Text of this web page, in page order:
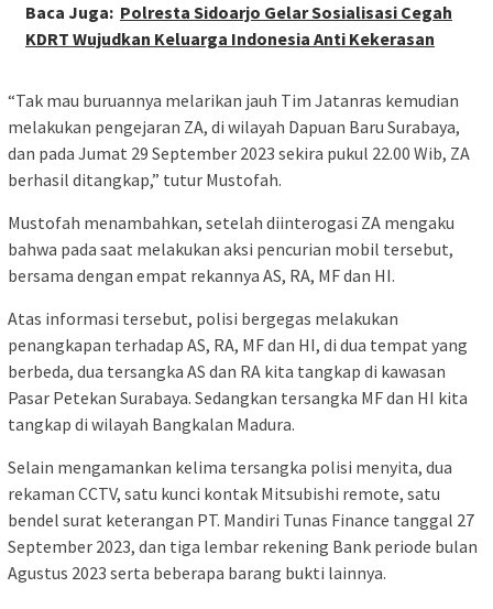
Baca Juga: Polresta Sidoarjo Gelar Sosialisasi Cegah
KDRT Wujudkan Keluarga Indonesia Anti Kekerasan
“Tak mau buruannya melarikan jauh Tim Jatanras kemudian
melakukan pengejaran ZA, di wilayah Dapuan Baru Surabaya,
dan pada Jumat 29 September 2023 sekira pukul 22.00 Wib, ZA
berhasil ditangkap,” tutur Mustofah.
Mustofah menambahkan, setelah diinterogasi ZA mengaku
bahwa pada saat melakukan aksi pencurian mobil tersebut,
bersama dengan empat rekannya AS, RA, MF dan HI.
Atas informasi tersebut, polisi bergegas melakukan
penangkapan terhadap AS, RA, MF dan HI, di dua tempat yang
berbeda, dua tersangka AS dan RA kita tangkap di kawasan
Pasar Petekan Surabaya. Sedangkan tersangka MF dan HI kita
tangkap di wilayah Bangkalan Madura.
Selain mengamankan kelima tersangka polisi menyita, dua
rekaman CCTV, satu kunci kontak Mitsubishi remote, satu
bendel surat keterangan PT. Mandiri Tunas Finance tanggal 27
September 2023, dan tiga lembar rekening Bank periode bulan
Agustus 2023 serta beberapa barang bukti lainnya.